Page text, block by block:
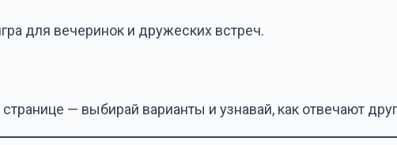
для вечеринок и дружеских встреч.
— выбирай варианты и узнавай, как отвечают